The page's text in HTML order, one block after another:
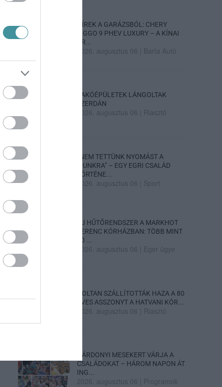
HÍREK A GARÁZSBÓL: CHERY
TIGGO 9 PHEV LUXURY – A KÍNAI
PR...
2026. augusztus 06 Barta Autó
LAKÓÉPÜLETEK LÁNGOLTAK
SZERDÁN
2026. augusztus 06 Riasztó
„NEM TETTÜNK NYOMÁST A
FIUNKRA” – EGY EGRI CSALÁD
TÖRTÉNE...
2026. augusztus 06 Sport
ÚJ HŰTŐRENDSZER A MARKHOT
FERENC KÓRHÁZBAN: TÖBB MINT
70 ...
2026. augusztus 06 Eger ügye
HOLTAN SZÁLLÍTOTTÁK HAZA A 80
ÉVES ASSZONYT A HATVANI KÓR...
2026. augusztus 06 Riasztó
GÁRDONYI MESEKERT VÁRJA A
CSALÁDOKAT – HÁROM NAPON ÁT
ING...
2026. augusztus 06 Programok